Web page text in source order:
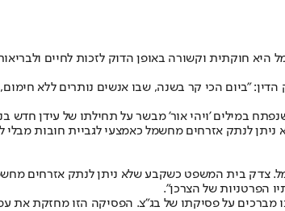
היא חוקתית וקשורה באופן הדוק לזכות לחיים
הדין: "ביום הכי קר בשנה, שבו אנשים נותרים ללא
במילים 'ויהי אור' מבשר על תחילתו של עידן חדש
לנתק אזרחים מחשמל כאמצעי לגביית חובות
צדק בית המשפט כשקבע שלא ניתן לנתק אזרחים
הפרטניות של הצרכן".
על פסיקתו של בג"צ. הפסיקה הזו מחזקת את